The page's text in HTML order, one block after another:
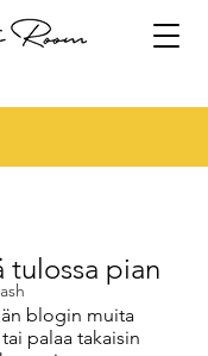
tulossa pian
blogin muita
palaa takaisin